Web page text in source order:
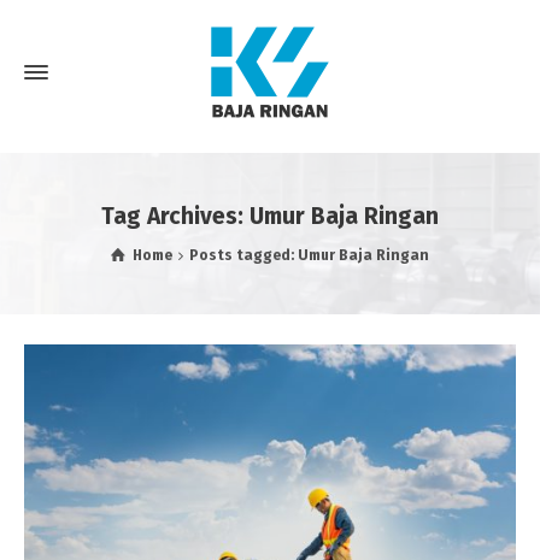
Tag Archives: Umur Baja Ringan
Home Posts tagged: Umur Baja Ringan